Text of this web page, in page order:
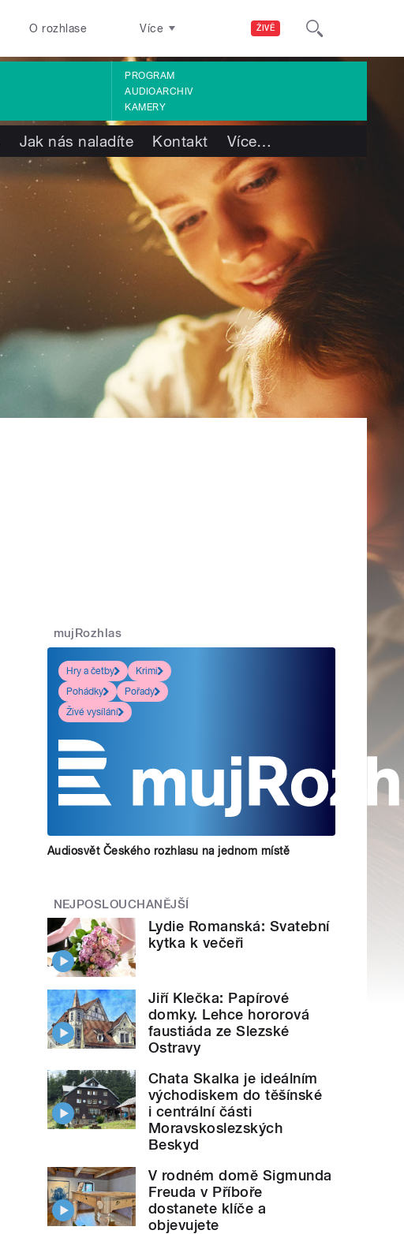
ŽIVĚ
O rozhlase Více
PROGRAM
AUDIOARCHIV
KAMERY
Jak nás naladíte Kontakt Více…
mujRozhlas
Hry a četby
Krimi
Pohádky
Pořady
Živé vysílání
Audiosvět Českého rozhlasu na jednom místě
NEJPOSLOUCHANĚJŠÍ
Lydie Romanská: Svatební
kytka k večeři
Jiří Klečka: Papírové
domky. Lehce hororová
faustiáda ze Slezské
Ostravy
Chata Skalka je ideálním
východiskem do těšínské
i centrální části
Moravskoslezských
Beskyd
V rodném domě Sigmunda
Freuda v Příboře
dostanete klíče a
objevujete